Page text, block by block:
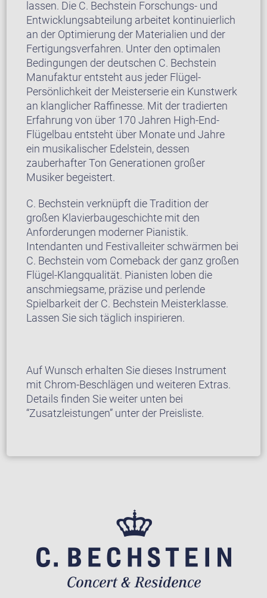
lassen. Die C. Bechstein Forschungs- und
Entwicklungsabteilung arbeitet kontinuierlich
an der Optimierung der Materialien und der
Fertigungsverfahren. Unter den optimalen
Bedingungen der deutschen C. Bechstein
Manufaktur entsteht aus jeder Flügel-
Persönlichkeit der Meisterserie ein Kunstwerk
an klanglicher Raffinesse. Mit der tradierten
Erfahrung von über 170 Jahren High-End-
Flügelbau entsteht über Monate und Jahre
ein musikalischer Edelstein, dessen
zauberhafter Ton Generationen großer
Musiker begeistert.
C. Bechstein verknüpft die Tradition der
großen Klavierbaugeschichte mit den
Anforderungen moderner Pianistik.
Intendanten und Festivalleiter schwärmen bei
C. Bechstein vom Comeback der ganz großen
Flügel-Klangqualität. Pianisten loben die
anschmiegsame, präzise und perlende
Spielbarkeit der C. Bechstein Meisterklasse.
Lassen Sie sich täglich inspirieren.
Auf Wunsch erhalten Sie dieses Instrument
mit Chrom-Beschlägen und weiteren Extras.
Details finden Sie weiter unten bei
“Zusatzleistungen” unter der Preisliste.